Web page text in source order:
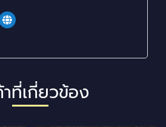
ที่เกี่ยวข้อง